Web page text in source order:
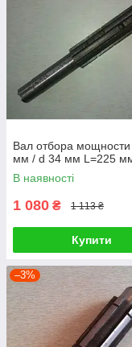
Вал отбора
мм / d 34 мм L=225
В наявності
1 080 ₴ 1 113 ₴
Купити
–3%